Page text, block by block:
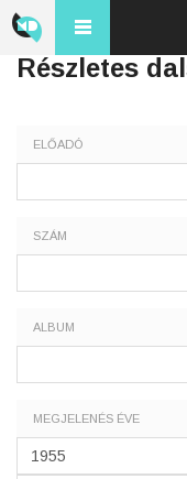
Részletes
ELŐADÓ
SZÁM
ALBUM
MEGJELENÉS ÉVE